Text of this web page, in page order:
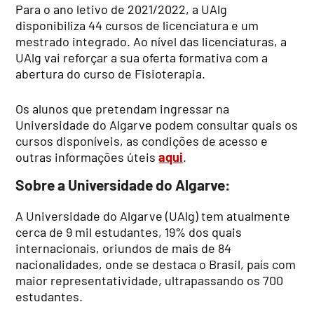
Para o ano letivo de 2021/2022, a UAlg
disponibiliza 44 cursos de licenciatura e um
mestrado integrado. Ao nível das licenciaturas, a
UAlg vai reforçar a sua oferta formativa com a
abertura do curso de Fisioterapia.
Os alunos que pretendam ingressar na
Universidade do Algarve podem consultar quais os
cursos disponíveis, as condições de acesso e
outras informações úteisaqui.
Sobre a Universidade do Algarve:
A Universidade do Algarve (UAlg) tem atualmente
cerca de 9 mil estudantes, 19% dos quais
internacionais, oriundos de mais de 84
nacionalidades, onde se destaca o Brasil, país com
maior representatividade, ultrapassando os 700
estudantes.